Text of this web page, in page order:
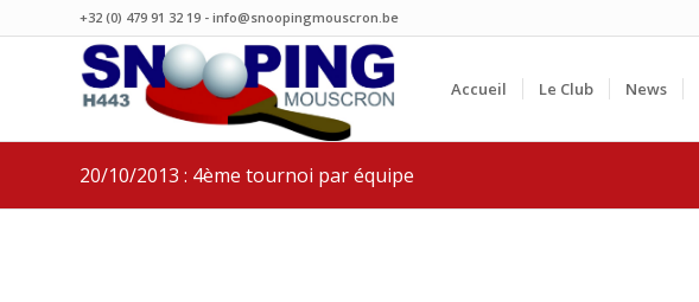
+32 (0) 479 91 32 19 - info@snoopingmouscron.be
Accueil Le Club News
20/10/2013 : 4ème tournoi par équipe